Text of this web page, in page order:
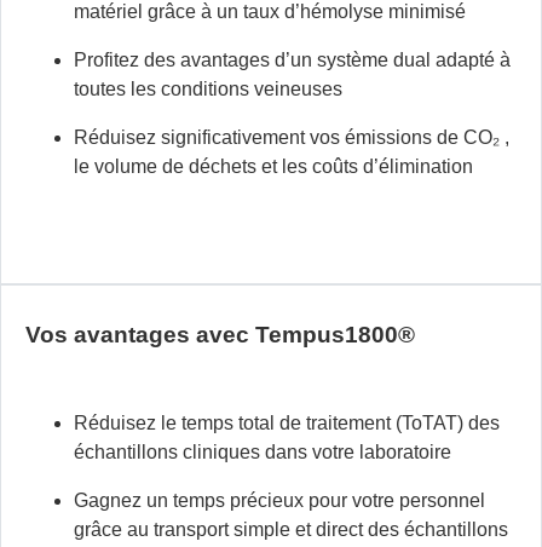
matériel grâce à un taux d’hémolyse minimisé
Profitez des avantages d’un système dual adapté à
toutes les conditions veineuses
Réduisez significativement vos émissions de CO₂ ,
le volume de déchets et les coûts d’élimination
Vos avantages avec Tempus1800®
Réduisez le temps total de traitement (ToTAT) des
échantillons cliniques dans votre laboratoire
Gagnez un temps précieux pour votre personnel
grâce au transport simple et direct des échantillons